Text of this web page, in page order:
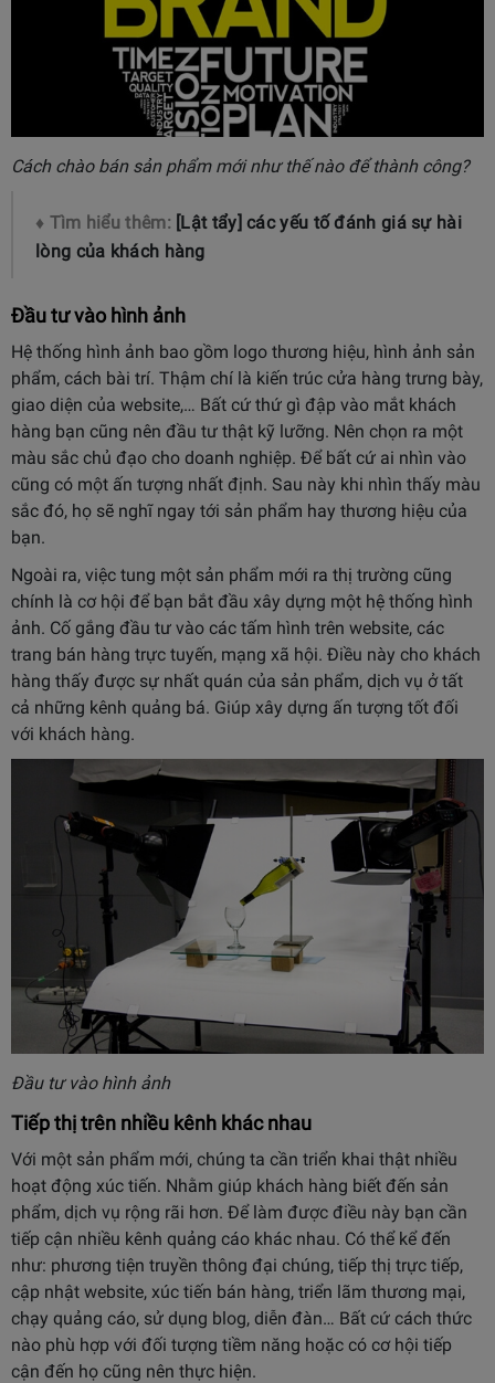
Cách chào bán sản phẩm mới như thế nào để thành công?
♦ Tìm hiểu thêm: [Lật tẩy] các yếu tố đánh giá sự hài
lòng của khách hàng
Đầu tư vào hình ảnh
Hệ thống hình ảnh bao gồm logo thương hiệu, hình ảnh sản
phẩm, cách bài trí. Thậm chí là kiến trúc cửa hàng trưng bày,
giao diện của website,… Bất cứ thứ gì đập vào mắt khách
hàng bạn cũng nên đầu tư thật kỹ lưỡng. Nên chọn ra một
màu sắc chủ đạo cho doanh nghiệp. Để bất cứ ai nhìn vào
cũng có một ấn tượng nhất định. Sau này khi nhìn thấy màu
sắc đó, họ sẽ nghĩ ngay tới sản phẩm hay thương hiệu của
bạn.
Ngoài ra, việc tung một sản phẩm mới ra thị trường cũng
chính là cơ hội để bạn bắt đầu xây dựng một hệ thống hình
ảnh. Cố gắng đầu tư vào các tấm hình trên website, các
trang bán hàng trực tuyến, mạng xã hội. Điều này cho khách
hàng thấy được sự nhất quán của sản phẩm, dịch vụ ở tất
cả những kênh quảng bá. Giúp xây dựng ấn tượng tốt đối
với khách hàng.
Đầu tư vào hình ảnh
Tiếp thị trên nhiều kênh khác nhau
Với một sản phẩm mới, chúng ta cần triển khai thật nhiều
hoạt động xúc tiến. Nhằm giúp khách hàng biết đến sản
phẩm, dịch vụ rộng rãi hơn. Để làm được điều này bạn cần
tiếp cận nhiều kênh quảng cáo khác nhau. Có thể kể đến
như: phương tiện truyền thông đại chúng, tiếp thị trực tiếp,
cập nhật website, xúc tiến bán hàng, triển lãm thương mại,
chạy quảng cáo, sử dụng blog, diễn đàn… Bất cứ cách thức
nào phù hợp với đối tượng tiềm năng hoặc có cơ hội tiếp
cận đến họ cũng nên thực hiện.